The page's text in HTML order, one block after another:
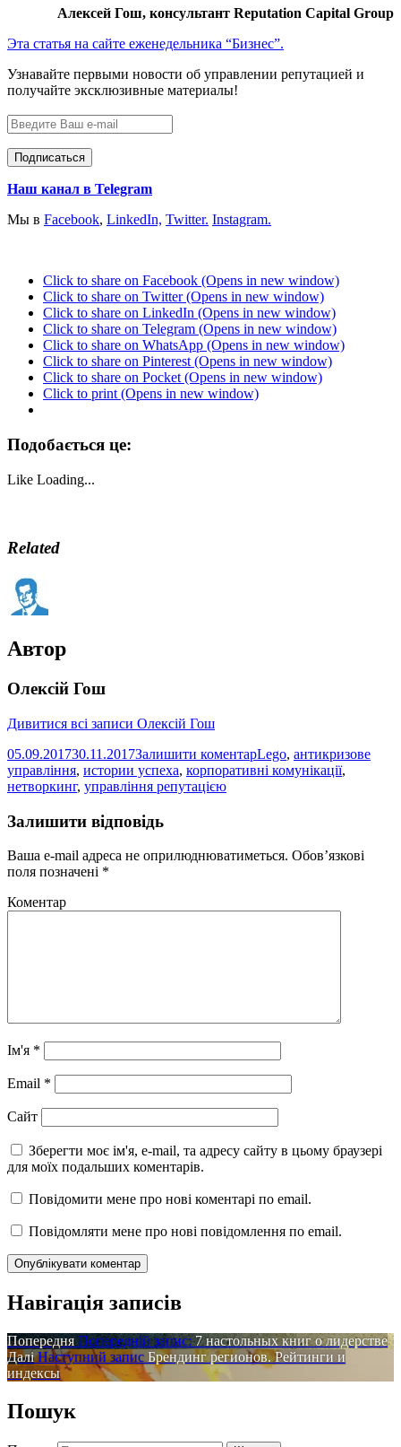
Алексей Гош, консультант Reputation Capital Group
Эта статья на сайте еженедельника “Бизнес”.
Узнавайте первыми новости об управлении репутацией и
получайте эксклюзивные материалы!
Наш канал в Telegram
Мы в Facebook, LinkedIn, Twitter. Instagram.
Click to share on Facebook (Opens in new window)
Click to share on Twitter (Opens in new window)
Click to share on LinkedIn (Opens in new window)
Click to share on Telegram (Opens in new window)
Click to share on WhatsApp (Opens in new window)
Click to share on Pinterest (Opens in new window)
Click to share on Pocket (Opens in new window)
Click to print (Opens in new window)
Подобається це:
Like Loading...
Related
Автор
Олексій Гош
Дивитися всі записи Олексій Гош
05.09.201730.11.2017Залишити коментарLego, антикризове
управління, истории успеха, корпоративні комунікації,
нетворкинг, управління репутацією
Залишити відповідь
Ваша e-mail адреса не оприлюднюватиметься. Обов’язкові
поля позначені *
Коментар
Ім'я *
Email *
Сайт
Зберегти моє ім'я, e-mail, та адресу сайту в цьому браузері
для моїх подальших коментарів.
Повідомити мене про нові коментарі по email.
Повідомляти мене про нові повідомлення по email.
Навігація записів
Попередня Попередній запис: 7 настольных книг о лидерстве
Далі Наступний запис Брендинг регионов. Рейтинги и
индексы
Пошук